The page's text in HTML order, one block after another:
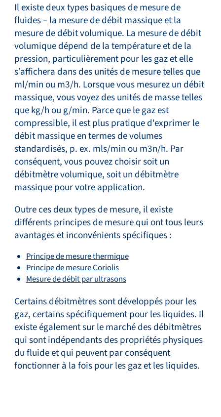
Il existe deux types basiques de mesure de
fluides – la mesure de débit massique et la
mesure de débit volumique. La mesure de débit
volumique dépend de la température et de la
pression, particulièrement pour les gaz et elle
s’affichera dans des unités de mesure telles que
ml/min ou m3/h. Lorsque vous mesurez un débit
massique, vous voyez des unités de masse telles
que kg/h ou g/min. Parce que le gaz est
compressible, il est plus pratique d'exprimer le
débit massique en termes de volumes
standardisés, p. ex. mls/min ou m3n/h. Par
conséquent, vous pouvez choisir soit un
débitmètre volumique, soit un débitmètre
massique pour votre application.
Outre ces deux types de mesure, il existe
différents principes de mesure qui ont tous leurs
avantages et inconvénients spécifiques :
Principe de mesure thermique
Principe de mesure Coriolis
Mesure de débit par ultrasons
Certains débitmètres sont développés pour les
gaz, certains spécifiquement pour les liquides. Il
existe également sur le marché des débitmètres
qui sont indépendants des propriétés physiques
du fluide et qui peuvent par conséquent
fonctionner à la fois pour les gaz et les liquides.